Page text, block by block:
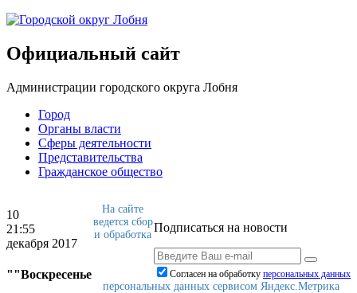
Официальный сайт
Администрации городского округа Лобня
Город
Органы власти
Сферы деятельности
Представительства
Гражданское общество
10
21:55
декабря 2017
""Воскресенье
Подписаться на новости
Согласен на обработку персональныx данных
На сайте
ведется сбор
и обработка
персональных данных сервисом Яндекс.Метрика